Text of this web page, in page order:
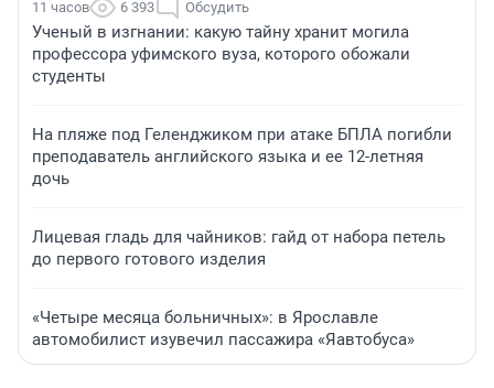
11 часов 6 393 Обсудить
Ученый в изгнании: какую тайну хранит могила
профессора уфимского вуза, которого обожали
студенты
На пляже под Геленджиком при атаке БПЛА погибли
преподаватель английского языка и ее 12-летняя
дочь
Лицевая гладь для чайников: гайд от набора петель
до первого готового изделия
«Четыре месяца больничных»: в Ярославле
автомобилист изувечил пассажира «Яавтобуса»